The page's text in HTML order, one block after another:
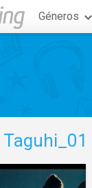
Géneros
Taguhi_01